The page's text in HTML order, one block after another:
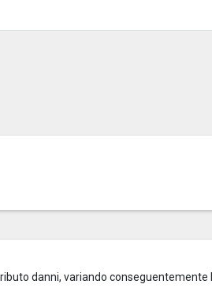
danni, variando